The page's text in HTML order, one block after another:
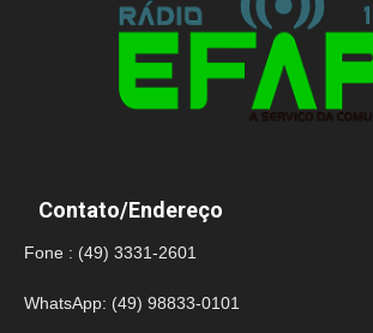
Contato/Endereço
Fone : (49) 3331-2601
WhatsApp: (49) 98833-0101